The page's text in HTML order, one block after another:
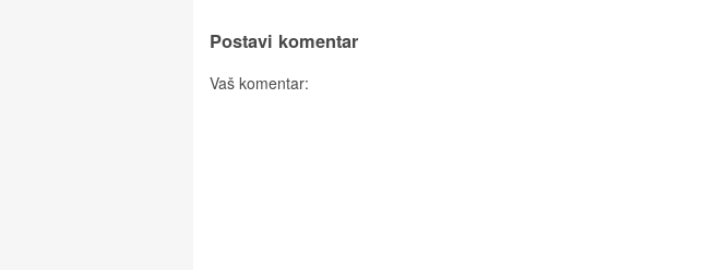
Postavi komentar
Vaš komentar: